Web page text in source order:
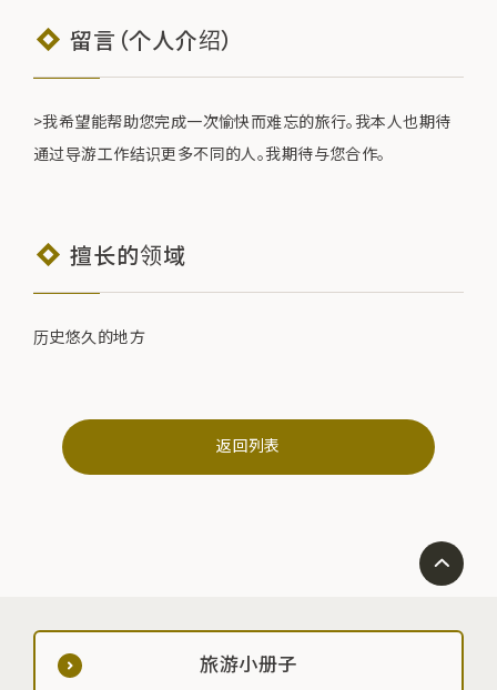
留言（个人介绍）
>我希望能帮助您完成一次愉快而难忘的旅行。我本人也期待
通过导游工作结识更多不同的人。我期待与您合作。
擅长的领域
历史悠久的地方
返回列表
旅游小册子